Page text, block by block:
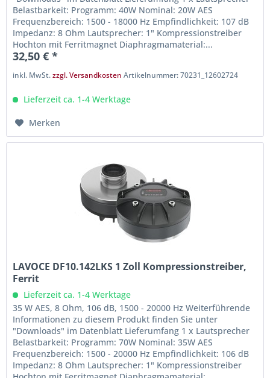
Belastbarkeit: Programm: 40W Nominal: 20W AES
Frequenzbereich: 1500 - 18000 Hz Empfindlichkeit: 107 dB
Impedanz: 8 Ohm Lautsprecher: 1" Kompressionstreiber
Hochton mit Ferritmagnet Diaphragmamaterial:...
32,50 € *
inkl. MwSt.zzgl. Versandkosten Artikelnummer: 70231_12602724
Lieferzeit ca. 1-4 Werktage
Merken
LAVOCE DF10.142LKS 1 Zoll Kompressionstreiber,
Ferrit
Lieferzeit ca. 1-4 Werktage
35 W AES, 8 Ohm, 106 dB, 1500 - 20000 Hz Weiterführende
Informationen zu diesem Produkt finden Sie unter
"Downloads" im Datenblatt Lieferumfang 1 x Lautsprecher
Belastbarkeit: Programm: 70W Nominal: 35W AES
Frequenzbereich: 1500 - 20000 Hz Empfindlichkeit: 106 dB
Impedanz: 8 Ohm Lautsprecher: 1" Kompressionstreiber